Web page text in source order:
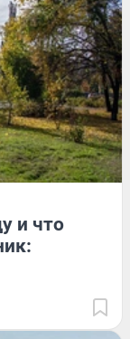
и что